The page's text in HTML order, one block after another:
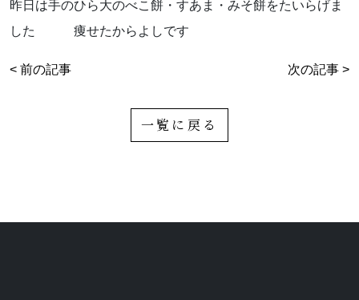
昨日は手のひら大のべこ餅・すあま・みそ餅をたいらげま
した 痩せたからよしです
< 前の記事 次の記事 >
一覧に戻る